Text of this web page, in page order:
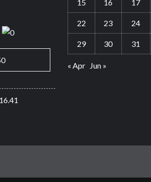
15 16 17
22 23 24
29 30 31
« Apr Jun »